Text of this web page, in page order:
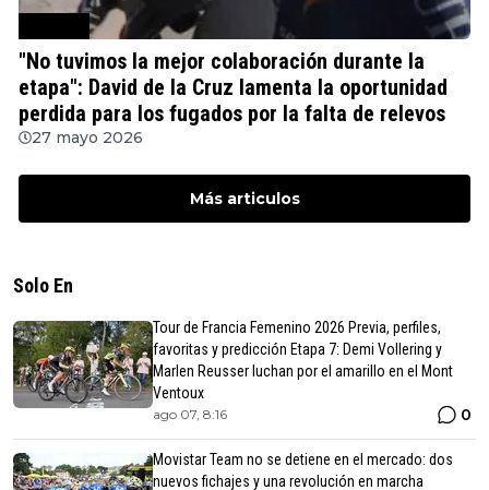
"No tuvimos la mejor colaboración durante la
etapa": David de la Cruz lamenta la oportunidad
perdida para los fugados por la falta de relevos
27 mayo 2026
Más articulos
Solo En
Tour de Francia Femenino 2026 Previa, perfiles,
favoritas y predicción Etapa 7: Demi Vollering y
Marlen Reusser luchan por el amarillo en el Mont
Ventoux
ago 07, 8:16 0
Movistar Team no se detiene en el mercado: dos
nuevos fichajes y una revolución en marcha